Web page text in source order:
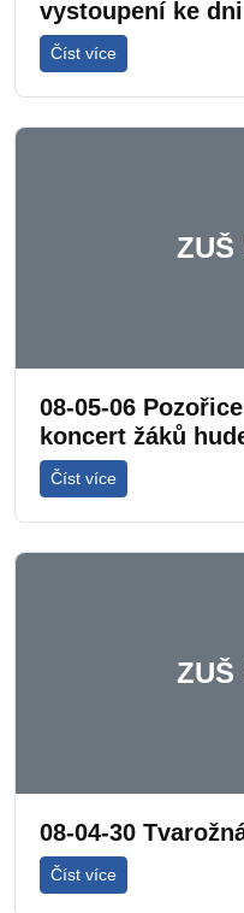
vystoupení ke
Číst více
ZUŠ
08-05-06
koncert žáků
Číst více
ZUŠ
08-04-30
Číst více